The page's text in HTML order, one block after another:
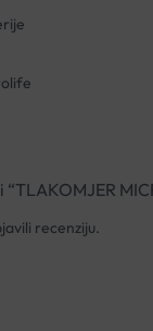
recenziju.